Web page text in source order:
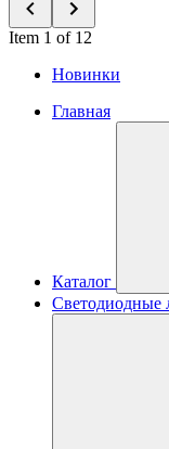
Item 1 of 12
Новинки
Главная
Каталог
Светодиодные